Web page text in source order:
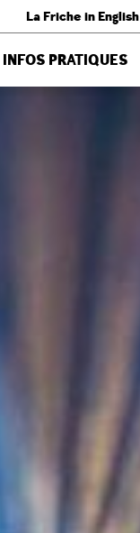
La Friche in English
INFOS PRATIQUES